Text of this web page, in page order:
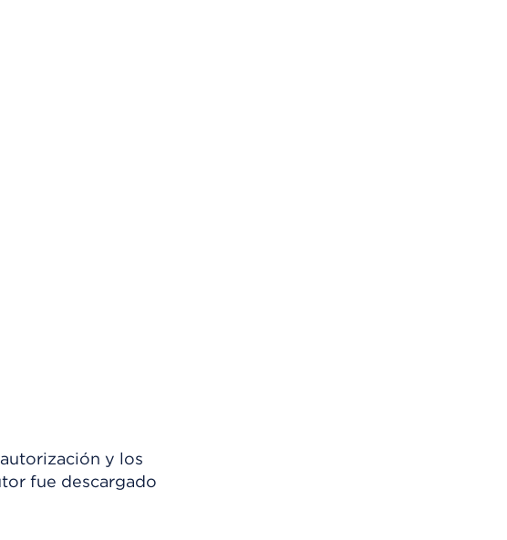
y los
fue descargado